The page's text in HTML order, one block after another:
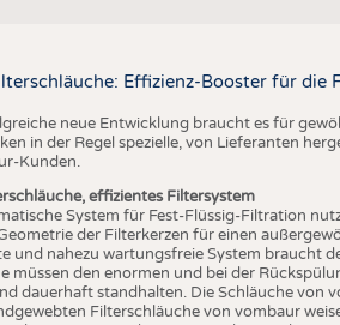
Effizienz-Booster für die
neue Entwicklung braucht es für
in der Regel spezielle, von Lieferanten
Kunden.
effizientes Filtersystem
System für Fest-Flüssig-Filtration
der Filterkerzen für einen
und nahezu wartungsfreie System braucht
müssen den enormen und bei der
dauerhaft standhalten. Die Schläuche von
Filterschläuche von vombaur